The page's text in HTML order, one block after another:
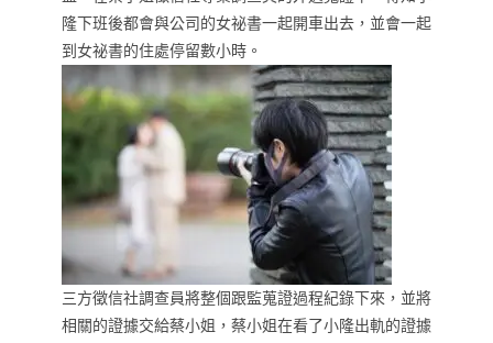
隆下班後都會與公司的女祕書一起開車出去，並會一起
到女祕書的住處停留數小時。
三方徵信社調查員將整個跟監蒐證過程紀錄下來，並將
相關的證據交給蔡小姐，蔡小姐在看了小隆出軌的證據